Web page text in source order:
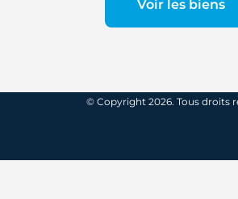
Voir les biens
© Copyright 2026. Tous droits